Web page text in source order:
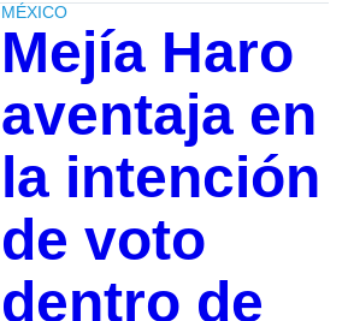
MÉXICO
Mejía Haro
aventaja en
la intención
de voto
dentro de